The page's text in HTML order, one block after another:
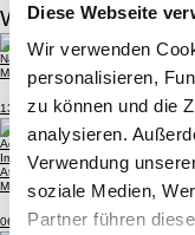
Diese Webseite
Wir verwenden
personalisieren,
zu können und die
analysieren.
Verwendung
soziale Medien,
Partner führen
Für
Weitere Artikel
Nationaler Zukunftstag 2025
Mit grosser Freude dürfen wir
13. November 2025
Adrian Knup & die Merian Iselin
Im Jahr 2020 wurde Athletes
Athletes Network vernetzt aktive
Mindset erhalten.
06. März 2025